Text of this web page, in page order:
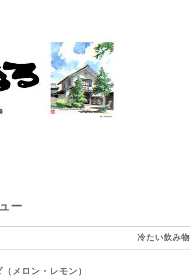
ー
冷たい飲み物
（メロン・レモン）